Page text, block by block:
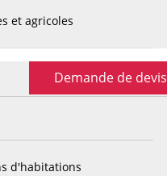
et agricoles
Demande de devis
d'habitations